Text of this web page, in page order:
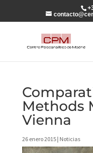
Methods
Vienna
26 enero 2015| Noticias